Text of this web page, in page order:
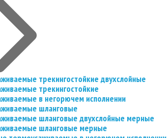
трекингостойкие двухслойные
трекингостойкие
в негорючем исполнении
шланговые
шланговые двухслойные мерные
шланговые мерные